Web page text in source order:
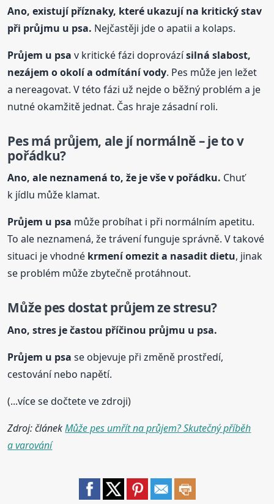
Ano, existují příznaky, které ukazují na kritický stav
při průjmu u psa. Nejčastěji jde o apatii a kolaps.
Průjem u psa v kritické fázi doprovázísilná slabost,
nezájem o okolí a odmítání vody. Pes může jen ležet
a nereagovat. V této fázi už nejde o běžný problém a je
nutné okamžitě jednat. Čas hraje zásadní roli.
Pes má průjem, ale jí normálně – je to v
pořádku?
Ano, ale neznamená to, že je vše v pořádku. Chuť
k jídlu může klamat.
Průjem u psa může probíhat i při normálním apetitu.
To ale neznamená, že trávení funguje správně. V takové
situaci je vhodné krmení omezit a nasadit dietu, jinak
se problém může zbytečně protáhnout.
Může pes dostat průjem ze stresu?
Ano, stres je častou příčinou průjmu u psa.
Průjem u psa se objevuje při změně prostředí,
cestování nebo napětí.
(...více se dočtete ve zdroji)
Zdroj: článekMůže pes umřít na průjem? Skutečný příběh
a varování